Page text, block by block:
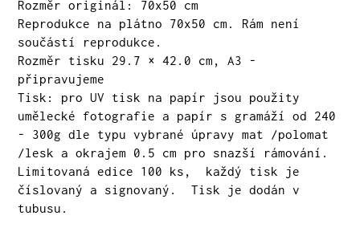
Rozměr originál: 70x50 cm
Reprodukce na plátno 70x50 cm. Rám není
součástí reprodukce.
Rozměr tisku 29.7 × 42.0 cm, A3 -
připravujeme
Tisk: pro UV tisk na papír jsou použity
umělecké fotografie a papír s gramáží od 240
- 300g dle typu vybrané úpravy mat /polomat
/lesk a okrajem 0.5 cm pro snazší rámování.
Limitovaná edice 100 ks, každý tisk je
číslovaný a signovaný. Tisk je dodán v
tubusu.